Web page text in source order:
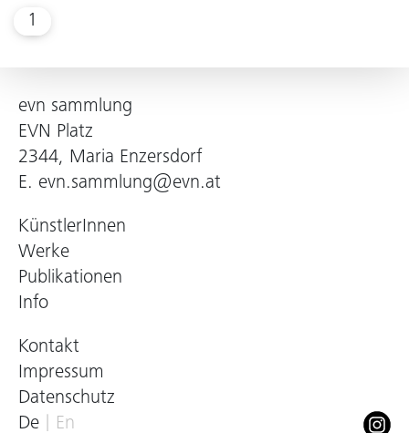
1
evn sammlung
EVN Platz
2344, Maria Enzersdorf
E. evn.sammlung@evn.at
KünstlerInnen
Werke
Publikationen
Info
Kontakt
Impressum
Datenschutz
De
En